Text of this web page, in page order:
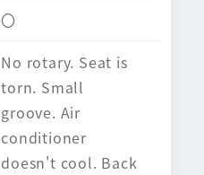
〇
No rotary. Seat is
torn. Small
groove. Air
conditioner
doesn't cool. Back